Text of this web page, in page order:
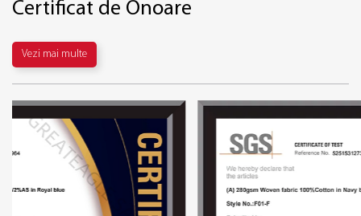
Certificat de Onoare
Vezi mai multe